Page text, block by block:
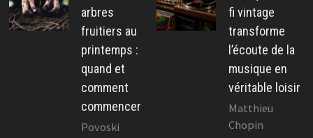
arbres
fruitiers au
printemps :
quand et
comment
commencer
Povoski
fi vintage
transforme
l’écoute de la
musique en
véritable loisir
Matthieu
Chopin